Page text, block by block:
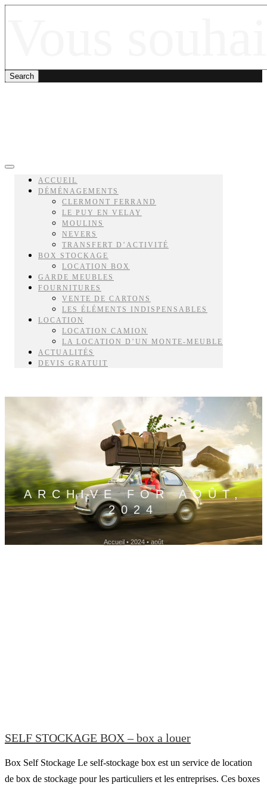
ACCUEIL
DÉMÉNAGEMENTS
CLERMONT FERRAND
LE PUY EN VELAY
MOULINS
NEVERS
TRANSFERT D’ACTIVITÉ
BOX STOCKAGE
LOCATION BOX
GARDE MEUBLES
FOURNITURES
VENTE DE CARTONS
LES ÉLÉMENTS INDISPENSABLES
LOCATION
LOCATION CAMION
LA LOCATION D’UN MONTE-MEUBLE
ACTUALITÉS
DEVIS GRATUIT
ARCHIVE FOR AOÛT,
2024
Accueil • 2024 •août
SELF STOCKAGE BOX – box a louer
Box Self Stockage Le self-stockage box est un service de location
de box de stockage pour les particuliers et les entreprises. Ces boxes